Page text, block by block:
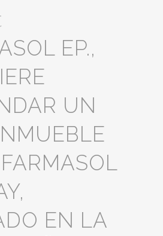
EP.,
UN
EN LA